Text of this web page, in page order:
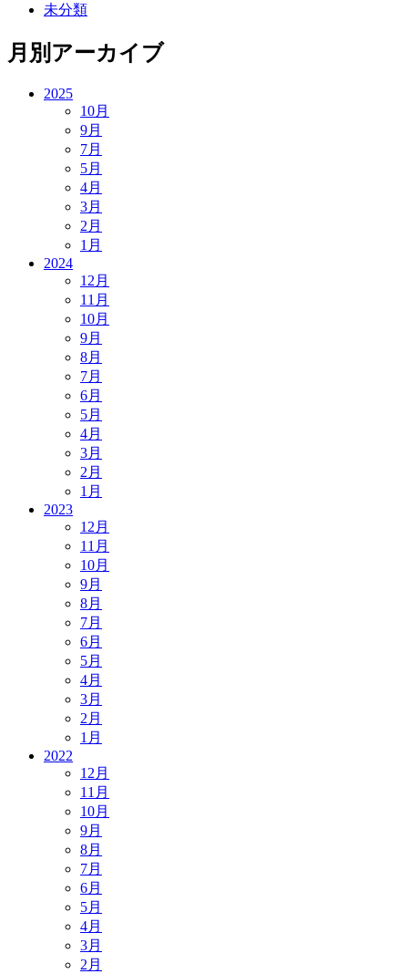
未分類
月別アーカイブ
2025
10月
9月
7月
5月
4月
3月
2月
1月
2024
12月
11月
10月
9月
8月
7月
6月
5月
4月
3月
2月
1月
2023
12月
11月
10月
9月
8月
7月
6月
5月
4月
3月
2月
1月
2022
12月
11月
10月
9月
8月
7月
6月
5月
4月
3月
2月